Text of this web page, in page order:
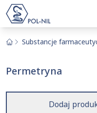
Kontakt
Substancje
Permetryna
Dodaj
Wybrane surowce i
Aktualnie niczego
Przejdź doofertyi
Wyszukiwarka
Szukaj